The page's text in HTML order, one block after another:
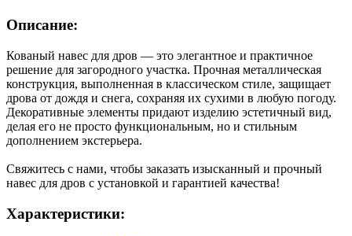
Описание:
Кованый навес для дров — это элегантное и практичное
решение для загородного участка. Прочная металлическая
конструкция, выполненная в классическом стиле, защищает
дрова от дождя и снега, сохраняя их сухими в любую погоду.
Декоративные элементы придают изделию эстетичный вид,
делая его не просто функциональным, но и стильным
дополнением экстерьера.
Свяжитесь с нами, чтобы заказать изысканный и прочный
навес для дров с установкой и гарантией качества!
Характеристики: